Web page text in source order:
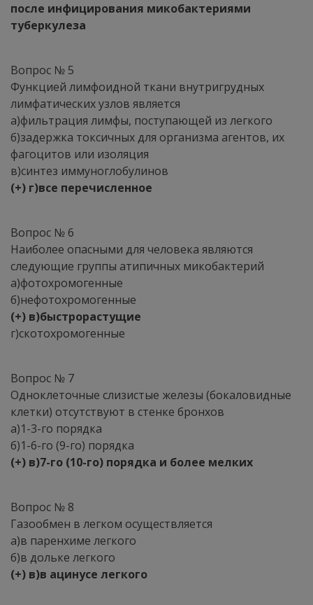
после инфицирования микобактериями
туберкулеза
Вопрос № 5
Функцией лимфоидной ткани внутригрудных
лимфатических узлов является
а)фильтрация лимфы, поступающей из легкого
б)задержка токсичных для организма агентов, их
фагоцитов или изоляция
в)синтез иммуноглобулинов
(+) г)все перечисленное
Вопрос № 6
Наиболее опасными для человека являются
следующие группы атипичных микобактерий
а)фотохромогенные
б)нефотохромогенные
(+) в)быстрорастущие
г)скотохромогенные
Вопрос № 7
Одноклеточные слизистые железы (бокаловидные
клетки) отсутствуют в стенке бронхов
а)1-3-го порядка
б)1-6-го (9-го) порядка
(+) в)7-го (10-го) порядка и более мелких
Вопрос № 8
Газообмен в легком осуществляется
а)в паренхиме легкого
б)в дольке легкого
(+) в)в ацинусе легкого